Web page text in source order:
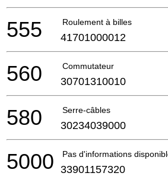
Roulement à billes
555 41701000012
Commutateur
560 30701310010
Serre-câbles
580 30234039000
Pas d'informations
5000 33901157320